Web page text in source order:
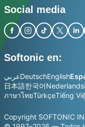
Social media
Softonic en:
عربيDeutschEnglish
日本語한국어Nederlands
ภาษาไทยTürkçeTiếng
Copyright SOFTONIC